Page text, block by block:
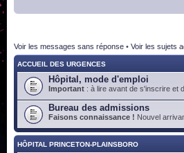
Voir les messages sans réponse • Voir les sujets
ACCUEIL DES URGENCES
Hôpital, mode d'emploi
Important : à lire avant de s'inscrire et
Bureau des admissions
Faisons connaissance ! Nouvel
HÔPITAL PRINCETON-PLAINSBORO